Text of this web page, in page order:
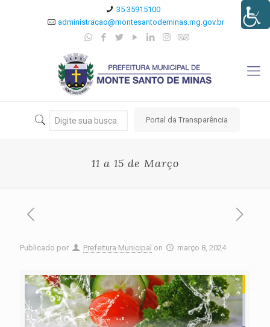
35 35915100
administracao@montesantodeminas.mg.gov.br
Portal da Transparência
11 a 15 de Março
Publicado por Prefeitura Municipal on março 8, 2024